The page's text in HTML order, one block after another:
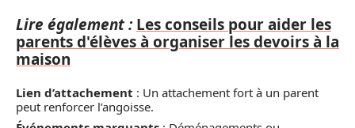
Lire également : Les conseils pour aider les
parents d'élèves à organiser les devoirs à la
maison
Lien d’attachement : Un attachement fort à un parent
peut renforcer l’angoisse.